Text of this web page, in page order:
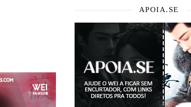
APOIA.SE